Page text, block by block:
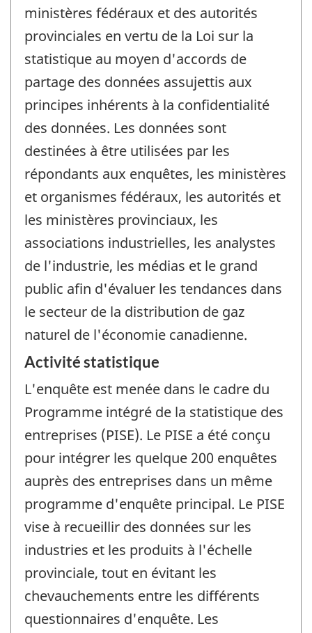
ministères fédéraux et des autorités
provinciales en vertu de la Loi sur la
statistique au moyen d'accords de
partage des données assujettis aux
principes inhérents à la confidentialité
des données. Les données sont
destinées à être utilisées par les
répondants aux enquêtes, les ministères
et organismes fédéraux, les autorités et
les ministères provinciaux, les
associations industrielles, les analystes
de l'industrie, les médias et le grand
public afin d'évaluer les tendances dans
le secteur de la distribution de gaz
naturel de l'économie canadienne.
Activité statistique
L'enquête est menée dans le cadre du
Programme intégré de la statistique des
entreprises (PISE). Le PISE a été conçu
pour intégrer les quelque 200 enquêtes
auprès des entreprises dans un même
programme d'enquête principal. Le PISE
vise à recueillir des données sur les
industries et les produits à l'échelle
provinciale, tout en évitant les
chevauchements entre les différents
questionnaires d'enquête. Les